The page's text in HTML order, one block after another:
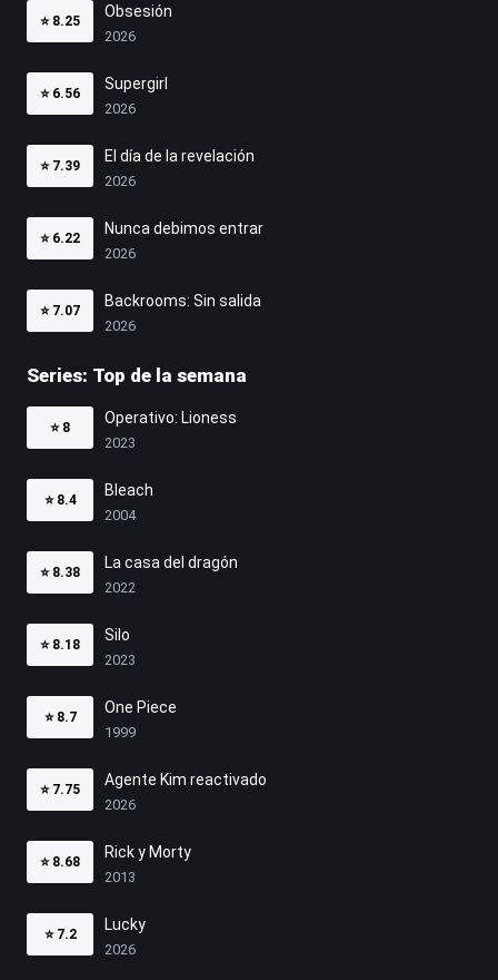
⭐ 8.25
Obsesión
2026
⭐ 6.56
Supergirl
2026
⭐ 7.39
El día de la revelación
2026
⭐ 6.22
Nunca debimos entrar
2026
⭐ 7.07
Backrooms: Sin salida
2026
Series: Top de la semana
⭐ 8
Operativo: Lioness
2023
⭐ 8.4
Bleach
2004
⭐ 8.38
La casa del dragón
2022
⭐ 8.18
Silo
2023
⭐ 8.7
One Piece
1999
⭐ 7.75
Agente Kim reactivado
2026
⭐ 8.68
Rick y Morty
2013
⭐ 7.2
Lucky
2026